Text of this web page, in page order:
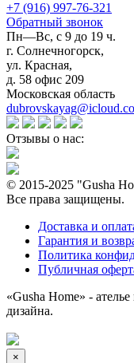
+7 (916) 997-76-321
Обратный звонок
Пн—Вс, с 9 до 19 ч.
г. Солнечногорск,
ул. Красная,
д. 58 офис 209
Московская область
Отзывы о нас:
© 2015-2025 "Gusha
Все права защищены.
Доставка и
Гарантия и
Политика
Публичная
«Gusha Home» -
дизайна.
×